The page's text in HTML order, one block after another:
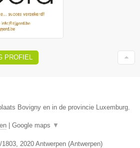
PROFIEL
Bovigny en in de provincie Luxemburg.
| Google maps ▼
1803 2020 Antwerpen (Antwerpen)